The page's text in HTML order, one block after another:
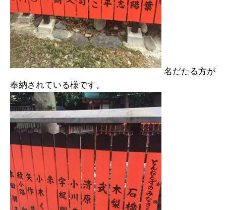
名だたる方が
奉納されている様です。